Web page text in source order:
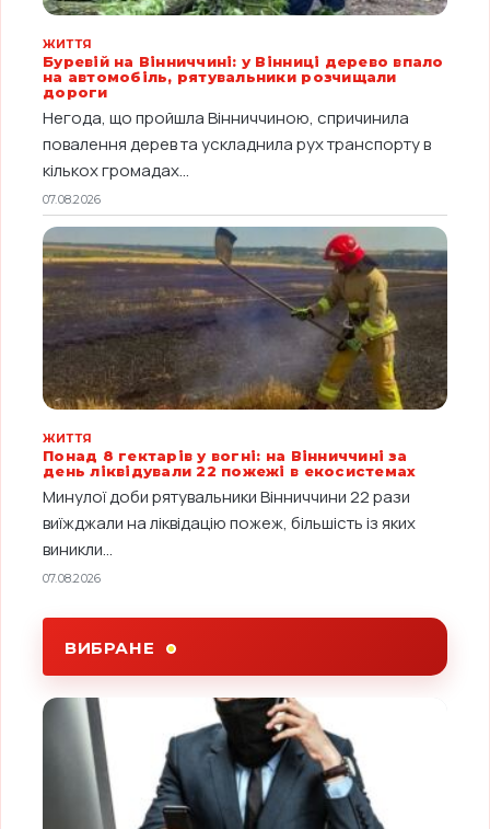
ЖИТТЯ
Буревій на Вінниччині: у Вінниці дерево впало
на автомобіль, рятувальники розчищали
дороги
Негода, що пройшла Вінниччиною, спричинила
повалення дерев та ускладнила рух транспорту в
кількох громадах...
07.08.2026
ЖИТТЯ
Понад 8 гектарів у вогні: на Вінниччині за
день ліквідували 22 пожежі в екосистемах
Минулої доби рятувальники Вінниччини 22 рази
виїжджали на ліквідацію пожеж, більшість із яких
виникли...
07.08.2026
ВИБРАНЕ